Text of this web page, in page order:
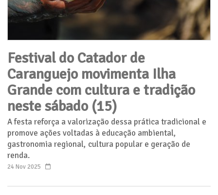
Festival do Catador de
Caranguejo movimenta Ilha
Grande com cultura e tradição
neste sábado (15)
A festa reforça a valorização dessa prática tradicional e
promove ações voltadas à educação ambiental,
gastronomia regional, cultura popular e geração de
renda.
24 Nov 2025